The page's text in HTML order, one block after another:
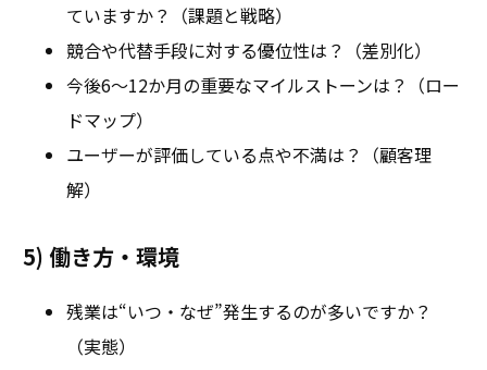
ていますか？（課題と戦略）
競合や代替手段に対する優位性は？（差別化）
今後6〜12か月の重要なマイルストーンは？（ロー
ドマップ）
ユーザーが評価している点や不満は？（顧客理
解）
5) 働き方・環境
残業は“いつ・なぜ”発生するのが多いですか？
（実態）